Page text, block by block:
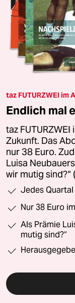
taz FUTURZWEI im
Endlich mal
taz
Zukunft. Das
nur 38 Euro.
Luisa
wir mutig sind?“
Jedes Quartal
Nur 38 Euro
Als Prämie
mutig sind?“